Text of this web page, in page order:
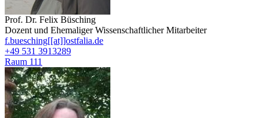
Prof. Dr. Felix Büsching
Dozent und Ehemaliger Wissenschaftlicher Mitarbeiter
f.buesching[[at]]ostfalia.de
+49 531 3913289
Raum 111